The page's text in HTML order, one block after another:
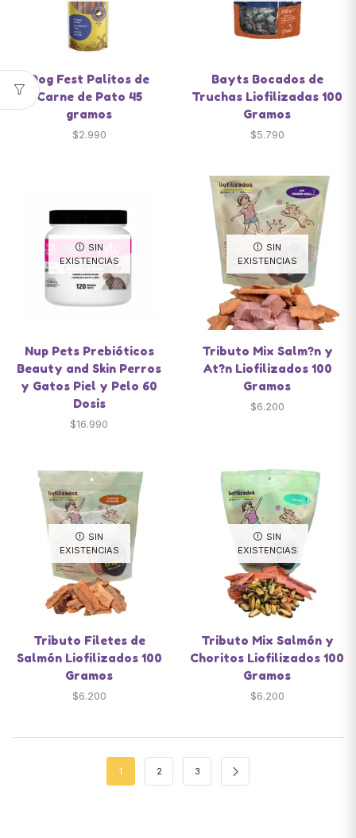
Dog Fest Palitos de
Carne de Pato 45
gramos
$2.990
Bayts Bocados de
Truchas Liofilizadas 100
Gramos
$5.790
SIN
EXISTENCIAS
Nup Pets Prebióticos
Beauty and Skin Perros
y Gatos Piel y Pelo 60
Dosis
$16.990
SIN
EXISTENCIAS
Tributo Mix Salm?n y
At?n Liofilizados 100
Gramos
$6.200
SIN
EXISTENCIAS
Tributo Filetes de
Salmón Liofilizados 100
Gramos
$6.200
SIN
EXISTENCIAS
Tributo Mix Salmón y
Choritos Liofilizados 100
Gramos
$6.200
1 2 3